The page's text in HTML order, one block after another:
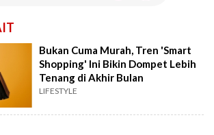
Bukan Cuma Murah, Tren 'Smart
Shopping' Ini Bikin Dompet Lebih
Tenang di Akhir Bulan
LIFESTYLE